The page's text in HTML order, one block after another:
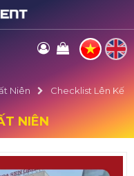
Niên
Checklist Lên Kế
NIÊN